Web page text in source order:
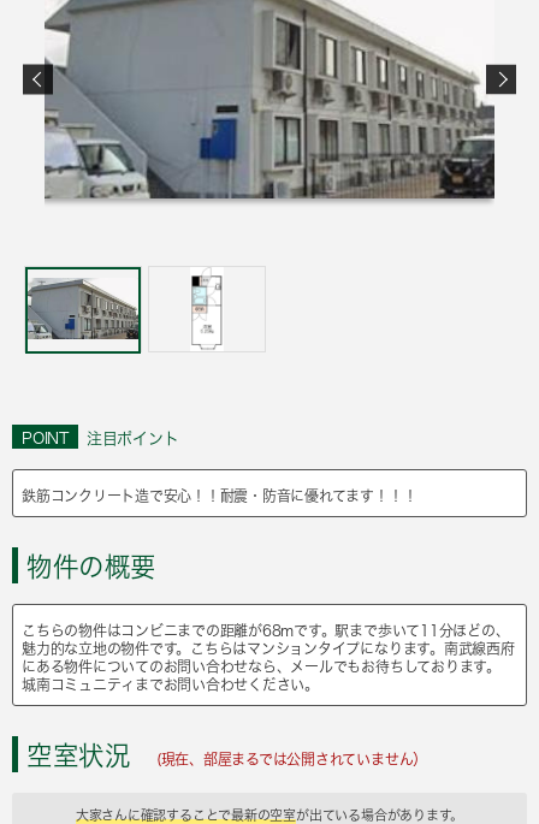
POINT 注目ポイント
鉄筋コンクリート造で安心！！耐震・防音に優れてます！！！
物件の概要
こちらの物件はコンビニまでの距離が68mです。駅まで歩いて11分ほどの、
魅力的な立地の物件です。こちらはマンションタイプになります。南武線西府
にある物件についてのお問い合わせなら、メールでもお待ちしております。
城南コミュニティまでお問い合わせください。
空室状況 (現在、部屋まるでは公開されていません）
大家さんに確認することで最新の空室が出ている場合があります。